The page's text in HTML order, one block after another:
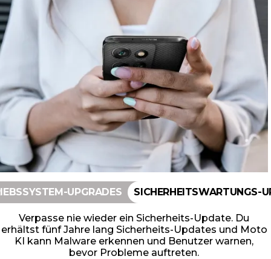
UPGRADES SICHERHEITSWARTUNGS-
Verpasse nie wieder ein Sicherheits-Update. Du
erhältst fünf Jahre lang Sicherheits-Updates und Moto
KI kann Malware erkennen und Benutzer warnen,
bevor Probleme auftreten.